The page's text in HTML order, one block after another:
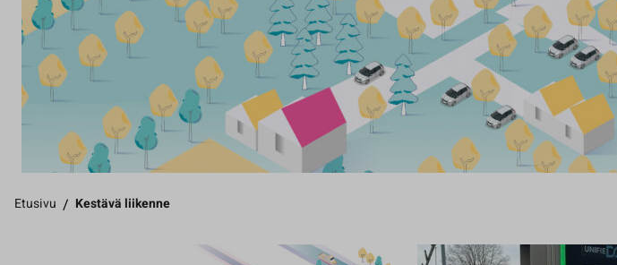
Etusivu / Kestävä liikenne